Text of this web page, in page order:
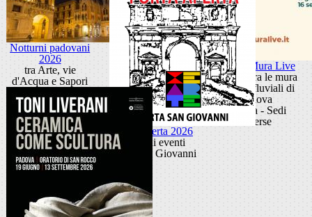
Acque Mura Live
Festival tra le mura
e i porti fluviali di
Padova
Padova - Sedi
diverse
Notturni padovani
2026
tra Arte, vie
d'Acqua e Sapori
Porta Aperta 2026
Ciclo di eventi
Porta San Giovanni